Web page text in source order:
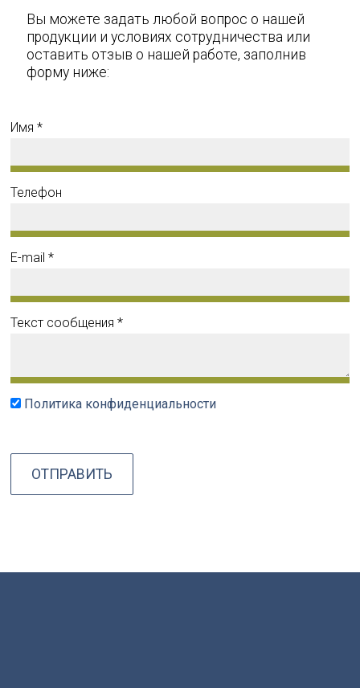
Вы можете задать любой вопрос о нашей
продукции и условиях сотрудничества или
оставить отзыв о нашей работе, заполнив
форму ниже:
Имя *
Телефон
E-mail *
Текст сообщения *
Политика конфиденциальности
ОТПРАВИТЬ